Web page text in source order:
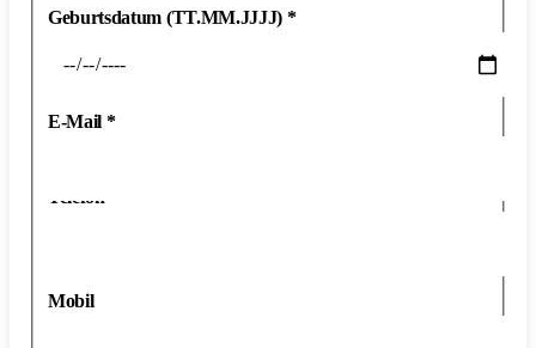
Geburtsdatum (TT.MM.JJJJ) *
E-Mail *
Telefon
Mobil